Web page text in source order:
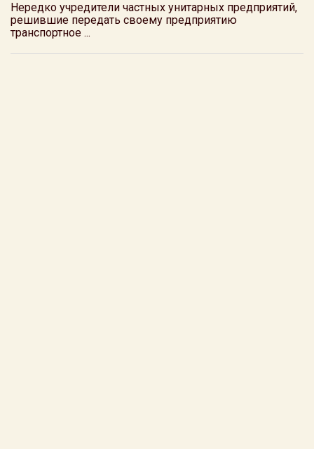
Нередко учредители частных унитарных предприятий,
решившие передать своему предприятию
транспортное ...